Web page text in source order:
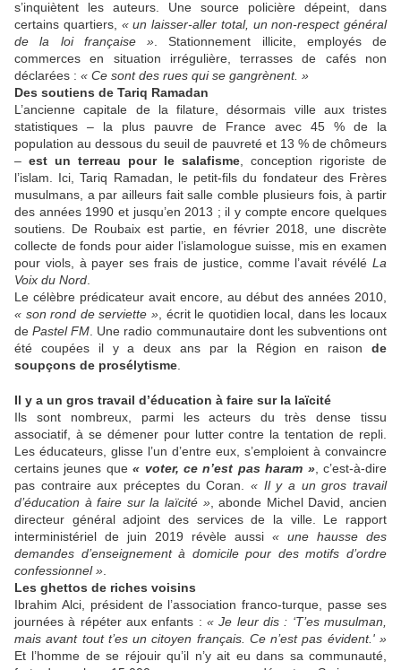
s’inquiètent les ­auteurs. Une source policière dépeint, dans
certains quartiers, « un laisser-aller total, un non-­respect général
de la loi française » . Stationnement illicite, employés de
commerces en situation irrégulière, terrasses de cafés non
déclarées : « Ce sont des rues qui se gangrènent. »
Des soutiens de Tariq Ramadan
L’ancienne capitale de la filature, ­désormais ville aux tristes
statistiques – la plus pauvre de France avec 45 % de la
population au dessous du seuil de pauvreté et 13 % de chômeurs
– est un terreau pour le salafisme , conception rigoriste de
l’islam. Ici, Tariq ­Ramadan, le petit-fils du fondateur des Frères
musulmans, a par ­ailleurs fait salle comble plusieurs fois, à partir
des années 1990 et jusqu’en 2013 ; il y compte encore quelques
soutiens. De Roubaix est partie, en février 2018, une discrète
collecte de fonds pour aider l’islamologue suisse, mis en examen
pour viols, à payer ses frais de ­justice, comme l’avait révélé La
Voix du Nord
Le célèbre prédicateur avait encore, au début des années 2010,
« son rond de ­serviette », écrit le quotidien local, dans les locaux
dePastel FM . Une radio communautaire dont les subventions ont
été coupées il y a deux ans par la Région en raison de
soupçons de prosélytisme
Il y a un gros travail d’éducation à faire sur la laïcité
Ils sont nombreux, parmi les ­acteurs du très dense tissu
associatif, à se démener pour lutter contre la tentation de repli.
Les éducateurs, glisse l’un d’entre eux, s’emploient à convaincre
certains jeunes que« voter, ce n’est pas haram », c’est‑à-dire
pas contraire aux préceptes du Coran. « Il y a un gros travail
d’éducation à faire sur la laïcité », abonde Michel ­David, ancien
directeur général adjoint des services de la ville. Le rapport
interministériel de juin 2019 révèle aussi « une hausse des
demandes d’enseignement à domicile pour des motifs d’ordre
confessionnel »
Les ghettos de riches voisins
Ibrahim ­Alci, président de l’association franco-turque, passe ses
journées à répéter aux enfants : « Je leur dis : ‘T’es musulman,
mais avant tout t’es un citoyen français. Ce n’est pas évident.' »
Et l’homme de se réjouir qu’il n’y ait eu dans sa communauté,